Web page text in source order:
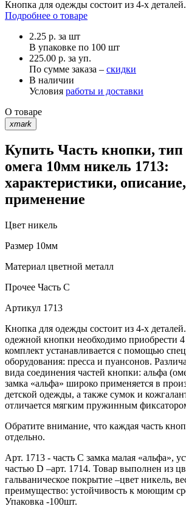
Кнопка для одежды состоит из 4-х
Подробнее о товаре
2.25 р. за шт
В упаковке по 100 шт
225.00 р. за уп.
По сумме заказа – скидки
В наличии
Условия работы и доставки
О товаре
xmark
Купить Часть кнопки, тип
омега 10мм никель 1713:
характеристики, описание,
применение
Цвет никель
Размер 10мм
Материал цветной металл
Прочее Часть С
Артикул 1713
Кнопка для одежды состоит из 4-х
одежной кнопки необходимо приобрести
комплект устанавливается с помощью
оборудования: пресса и пуансонов.
вида соединения частей кнопки: альфа
замка «альфа» широко применяется в
детской одежды, а также сумок и
отличается мягким пружинным
Обратите внимание, что каждая часть
отдельно.
Арт. 1713 - часть С замка малая «альфа»,
частью D –арт. 1714. Товар выполнен из
гальваническое покрытие –цвет никель,
преимущество: устойчивость к моющим
Упаковка -100шт.